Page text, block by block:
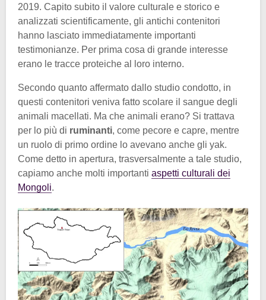
2019. Capito subito il valore culturale e storico e
analizzati scientificamente, gli antichi contenitori
hanno lasciato immediatamente importanti
testimonianze. Per prima cosa di grande interesse
erano le tracce proteiche al loro interno.
Secondo quanto affermato dallo studio condotto, in
questi contenitori veniva fatto scolare il sangue degli
animali macellati. Ma che animali erano? Si trattava
per lo più di ruminanti, come pecore e capre, mentre
un ruolo di primo ordine lo avevano anche gli yak.
Come detto in apertura, trasversalmente a tale studio,
capiamo anche molti importanti aspetti culturali dei
Mongoli.